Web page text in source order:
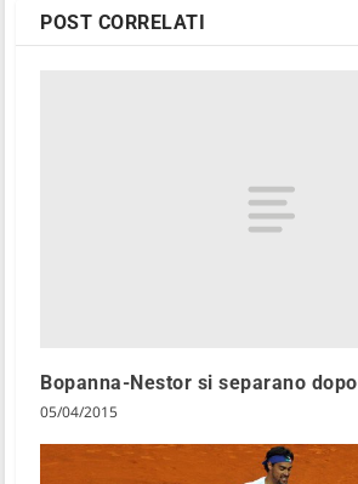
POST CORRELATI
Bopanna-Nestor si separano
05/04/2015